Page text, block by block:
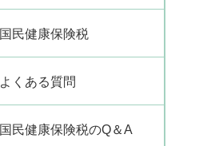
国民健康保険税
よくある質問
国民健康保険税のQ＆A